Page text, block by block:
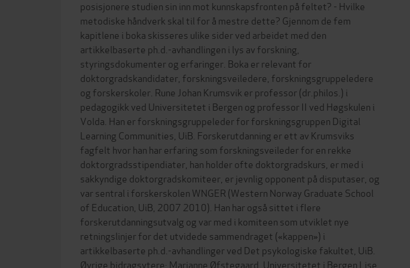
posisjonere studien sin inn mot kunnskapsfronten på feltet? - Hvilke
metodiske håndverk skal til for å mestre dette? Gjennom de fem
kapitlene i boka skisseres ulike sider ved arbeidet med den
artikkelbaserte ph.d.-avhandlingen i lys av forskning,
styringsdokumenter og erfaringer. Boka er relevant for
doktorgradskandidater, forskningsveiledere, forskningsgruppeledere
og forskerskoler. Rune Johan Krumsvik er professor (dr.philos.) i
pedagogikk ved Universitetet i Bergen og professor II ved Høgskulen i
Volda. Han er forskningsgruppeleder for forskningsgruppen Digital
Learning Communities, UiB. Forskerutdanning er ett av Krumsviks
fagfelt hvor han har erfaring som forskningsveileder for en rekke
doktorgradsstipendiater, han holder ofte doktorgradskurs, er med i
sakkyndige doktorgradskomiteer, er jevnlig opponent på disputaser, og
var sentral i forskerskolen WNGER (Western Norway Graduate School
of Education, UiB, 2007 2010). Han har også sittet i flere
forskerutdanningsutvalg og var med i komiteen som utviklet nye
retningslinjer for det utvidede sammendraget («kappen») i
artikkelbaserte ph.d.-avhandlinger ved Det psykologiske fakultet, UiB.
Øvrige bidragsytere: Marianne Øfstegaard, Universitetet i Bergen Lise